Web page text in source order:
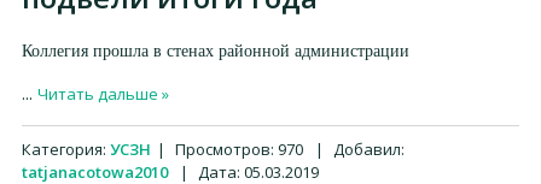
Коллегия прошла в стенах районной администрации
... Читать дальше »
Категория: УСЗН | Просмотров: 970 |
Добавил:
tatjanacotowa2010
| Дата: 05.03.2019